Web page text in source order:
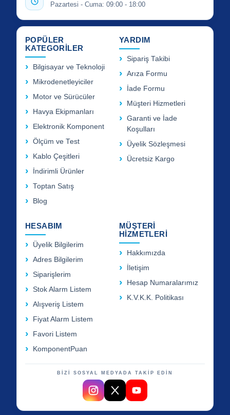
Pazartesi - Cuma: 09:00 - 18:00
POPÜLER
KATEGORİLER
Bilgisayar ve Teknoloji
Mikrodenetleyiciler
Motor ve Sürücüler
Havya Ekipmanları
Elektronik Komponent
Ölçüm ve Test
Kablo Çeşitleri
İndirimli Ürünler
Toptan Satış
Blog
YARDIM
Sipariş Takibi
Arıza Formu
İade Formu
Müşteri Hizmetleri
Garanti ve İade
Koşulları
Üyelik Sözleşmesi
Ücretsiz Kargo
HESABIM
Üyelik Bilgilerim
Adres Bilgilerim
Siparişlerim
Stok Alarm Listem
Alışveriş Listem
Fiyat Alarm Listem
Favori Listem
KomponentPuan
MÜŞTERİ
HİZMETLERİ
Hakkımızda
İletişim
Hesap Numaralarımız
K.V.K.K. Politikası
BİZİ SOSYAL MEDYADA TAKİP EDİN